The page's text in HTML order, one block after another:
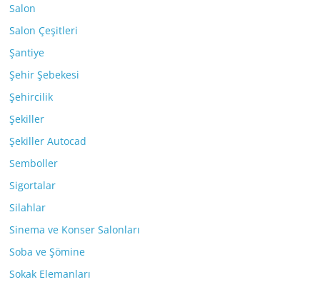
Salon
Salon Çeşitleri
Şantiye
Şehir Şebekesi
Şehircilik
Şekiller
Şekiller Autocad
Semboller
Sigortalar
Silahlar
Sinema ve Konser Salonları
Soba ve Şömine
Sokak Elemanları